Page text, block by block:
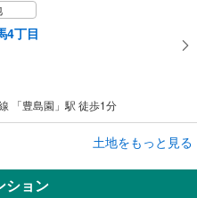
4丁目
「豊島園」駅 徒歩1分
4丁目
土地をもっと見る
ション